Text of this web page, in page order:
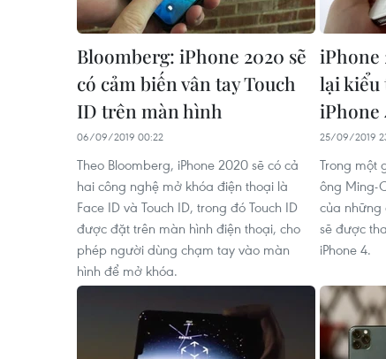
Bloomberg: iPhone 2020 sẽ
có cảm biến vân tay Touch
ID trên màn hình
06/09/2019 00:22
Theo Bloomberg, iPhone 2020 sẽ có cả
hai công nghệ mở khóa điện thoại là
Face ID và Touch ID, trong đó Touch ID
được đặt trên màn hình điện thoại, cho
phép người dùng chạm tay vào màn
hình để mở khóa.
iPhone
lại kiểu
iPhone
25/09/2019
Trong một
ông Ming-
của những
sẽ được
iPhone 4.